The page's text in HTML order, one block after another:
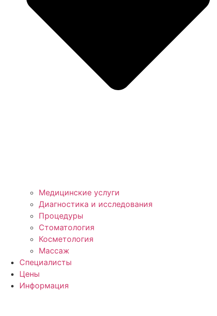
Медицинские услуги
Диагностика и исследования
Процедуры
Стоматология
Косметология
Массаж
Специалисты
Цены
Информация